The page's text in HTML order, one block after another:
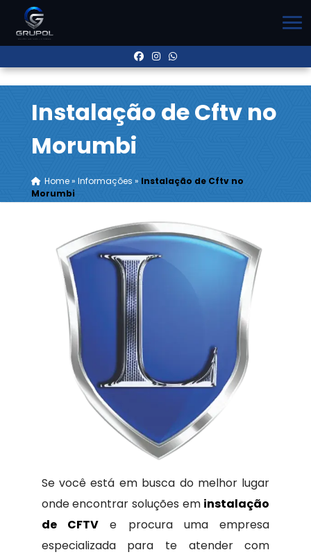
Instalação de Cftv no
Morumbi
Home» Informações » Instalação de Cftv no
Morumbi
Se você está em busca do melhor lugar
onde encontrar soluções em instalação
de CFTV e procura uma empresa
especializada para te atender com